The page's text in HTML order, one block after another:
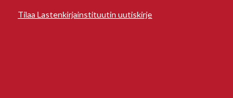
Tilaa Lastenkirjainstituutin uutiskirje